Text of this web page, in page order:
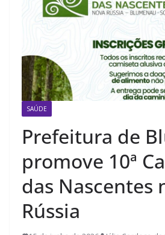
SAÚDE
Prefeitura de
promove 10ª
das Nascentes
Rússia